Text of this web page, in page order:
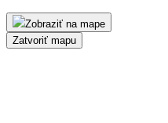
Zobraziť na mape
Zatvoriť mapu